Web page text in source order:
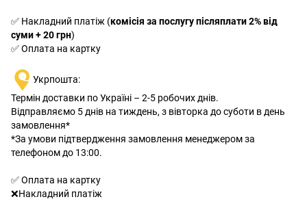
✅ Накладний платіж (комісія за послугу післяплати 2% від
суми + 20 грн)
✅ Оплата на картку
Укрпошта:
Термін доставки по Україні – 2-5 робочих днів.
Відправляємо 5 днів на тиждень, з вівторка до суботи в день
замовлення*
*За умови підтвердження замовлення менеджером за
телефоном до 13:00.
✅ Оплата на картку
❌Накладний платіж